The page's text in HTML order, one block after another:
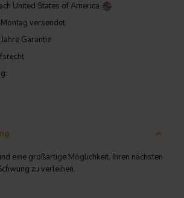
United States of America
versendet
Garantie
eine großartige Möglichkeit, Ihren nächsten
zu verleihen.